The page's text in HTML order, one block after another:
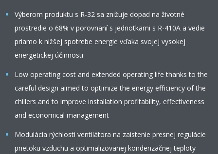
Výberom produktu s R-32 sa znižuje dopad na životné
prostredie o 68% v porovnaní s jednotkami s R-410A a vedie
priamo k nižšej spotrebe energie vďaka svojej vysokej
energetickej účinnosti
Low operating cost and extended operating life thanks to the
careful design aimed to optimize the energy efficiency of the
chillers and to improve installation profitability, effectiveness
and economical management
Modulácia rýchlosti ventilátora na zaistenie presnej regulácie
prietoku vzduchu a optimalizovanej kondenzačnej teploty